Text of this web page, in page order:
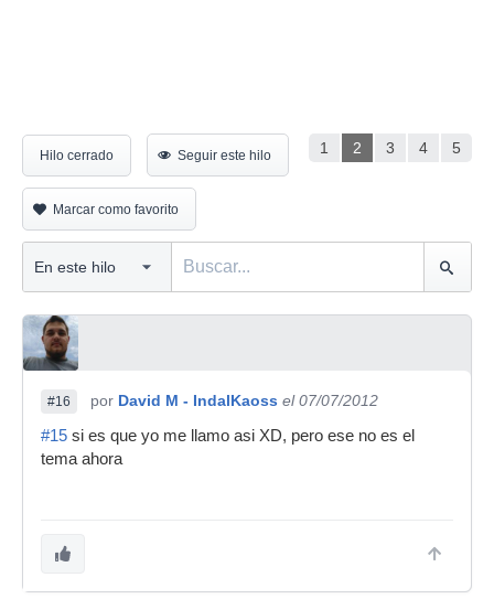
1 2 3 4 5
Hilo cerrado Seguir este hilo
Marcar como favorito
#16 por David M - IndalKaoss el 07/07/2012
#15 si es que yo me llamo asi XD, pero ese no es el
tema ahora